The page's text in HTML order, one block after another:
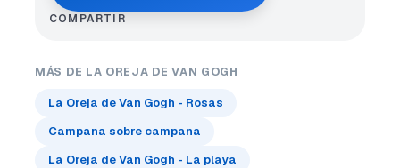
COMPARTIR
MÁS DE LA OREJA DE VAN GOGH
La Oreja de Van Gogh - Rosas
Campana sobre campana
La Oreja de Van Gogh - La playa